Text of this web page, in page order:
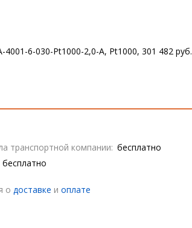
4001-6-030-Pt1000-2,0-A, Pt1000, 301 482 руб.
транспортной компании: бесплатно
бесплатно
о доставке и оплате